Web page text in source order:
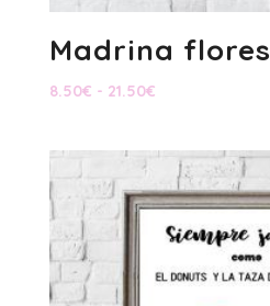
Madrina flores
8.50€ - 21.50€Rango
desde
8.50€
21.50€